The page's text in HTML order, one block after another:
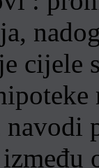
cijele